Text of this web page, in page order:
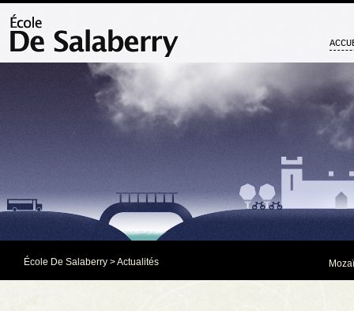
École De Salaberry >Actualités